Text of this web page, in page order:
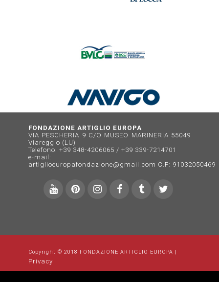
FONDAZIONE ARTIGLIO EUROPA
VIA PESCHERIA 9 C/O MUSEO MARINERIA 55049
Viareggio (LU)
Telefono: +39 348-4206065 / +39 339-7214701
e-mail:
artiglioeuropafondazione@gmail.com C.F: 91032050469
Copyright © 2018 FONDAZIONE ARTIGLIO EUROPA |
Privacy